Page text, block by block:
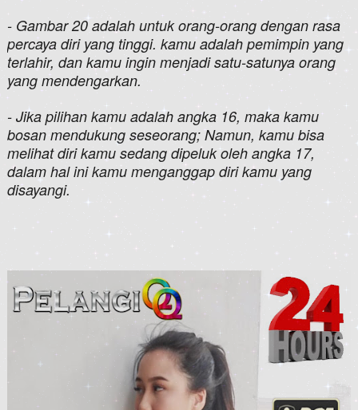
- Gambar 20 adalah untuk orang-orang dengan rasa
percaya diri yang tinggi. kamu adalah pemimpin yang
terlahir, dan kamu ingin menjadi satu-satunya orang
yang mendengarkan.
- Jika pilihan kamu adalah angka 16, maka kamu
bosan mendukung seseorang; Namun, kamu bisa
melihat diri kamu sedang dipeluk oleh angka 17,
dalam hal ini kamu menganggap diri kamu yang
disayangi.